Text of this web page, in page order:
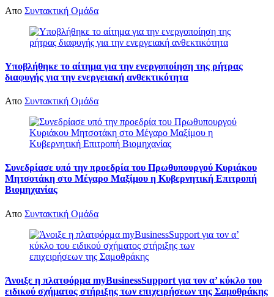
Απο Συντακτική Ομάδα
Υποβλήθηκε το αίτημα για την ενεργοποίηση της ρήτρας
διαφυγής για την ενεργειακή ανθεκτικότητα
Απο Συντακτική Ομάδα
Συνεδρίασε υπό την προεδρία του Πρωθυπουργού Κυριάκου
Μητσοτάκη στο Μέγαρο Μαξίμου η Κυβερνητική Επιτροπή
Βιομηχανίας
Απο Συντακτική Ομάδα
Άνοιξε η πλατφόρμα myBusinessSupport για τον α’ κύκλο του
ειδικού σχήματος στήριξης των επιχειρήσεων της Σαμοθράκης